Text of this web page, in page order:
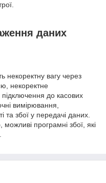
даних
некоректну вагу через
некоректне
до касових
вимірювання,
та збої у передачі даних.
програмні збої, які